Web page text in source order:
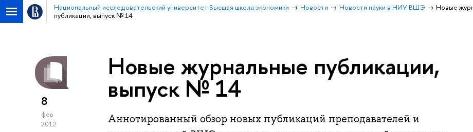
Национальный исследовательский университет Высшая школа экономики Новости Новости науки в НИУ ВШЭ
Новые
публикации, выпуск № 14
8
фев
2012
Новые журнальные публикации,
выпуск № 14
Аннотированный обзор новых публикаций преподавателей и